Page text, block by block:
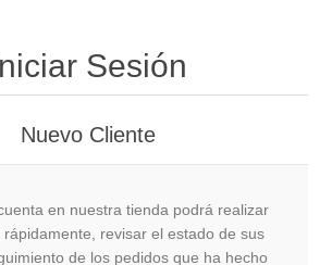
Sesión
Nuevo Cliente
en nuestra tienda podrá realizar
revisar el estado de sus
de los pedidos que ha hecho